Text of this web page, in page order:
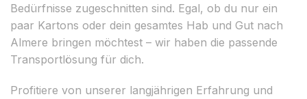
Bedürfnisse zugeschnitten sind. Egal, ob du nur ein
paar Kartons oder dein gesamtes Hab und Gut nach
Almere bringen möchtest – wir haben die passende
Transportlösung für dich.
Profitiere von unserer langjährigen Erfahrung und